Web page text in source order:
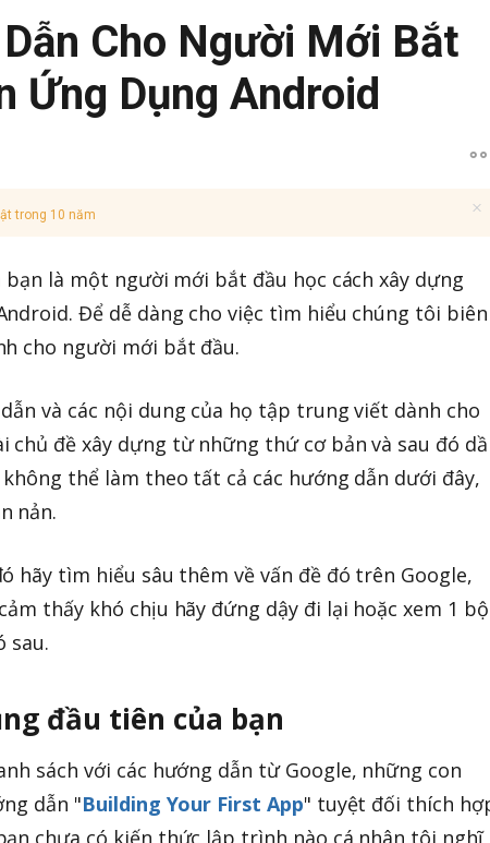
Cho Người Mới Bắt
Ứng Dụng Android
trong 10 năm
là một người mới bắt đầu học cách xây dựng
Để dễ dàng cho việc tìm hiểu chúng tôi biên
cho người mới bắt đầu.
và các nội dung của họ tập trung viết dành cho
chủ đề xây dựng từ những thứ cơ bản và sau đó
không thể làm theo tất cả các hướng dẫn dưới đây,
nản.
hãy tìm hiểu sâu thêm về vấn đề đó trên Google,
thấy khó chịu hãy đứng dậy đi lại hoặc xem 1 bộ
sau.
đầu tiên của bạn
sách với các hướng dẫn từ Google, những con
dẫn "Building Your First App" tuyệt đối thích
chưa có kiến thức lập trình nào cá nhân tôi nghĩ